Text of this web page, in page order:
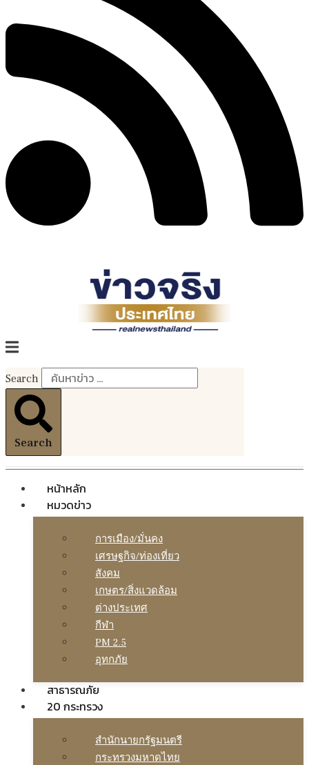
Search
Search
หน้าหลัก
หมวดข่าว
การเมือง/มั่นคง
เศรษฐกิจ/ท่องเที่ยว
สังคม
เกษตร/สิ่งแวดล้อม
ต่างประเทศ
กีฬา
PM 2.5
อุทกภัย
สาธารณภัย
20 กระทรวง
สํานักนายกรัฐมนตรี
กระทรวงมหาดไทย